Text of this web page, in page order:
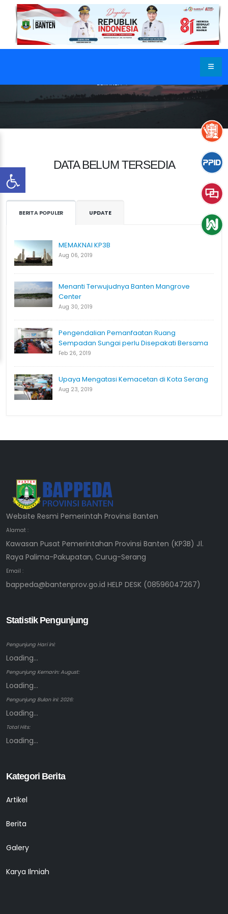
BERANDA
DATA BELUM TERSEDIA
BERITA POPULER UPDATE
MEMAKNAI KP3B
Aug 06, 2019
Menanti Terwujudnya Banten Mangrove
Center
Aug 30, 2019
Pengendalian Pemanfaatan Ruang
Sempadan Sungai perlu Disepakati Bersama
Feb 26, 2019
Upaya Mengatasi Kemacetan di Kota Serang
Aug 23, 2019
Website Resmi Pemerintah Provinsi Banten
Alamat :
Kawasan Pusat Pemerintahan Provinsi Banten (KP3B) Jl.
Raya Palima-Pakupatan, Curug-Serang
Email :
bappeda@bantenprov.go.id HELP DESK (08596047267)
Statistik Pengunjung
Pengunjung Hari ini:
Loading...
Pengunjung Kemarin: August:
Loading...
Pengunjung Bulan ini: 2026:
Loading...
Total Hits:
Loading...
Kategori Berita
Artikel
Berita
Galery
Karya Ilmiah